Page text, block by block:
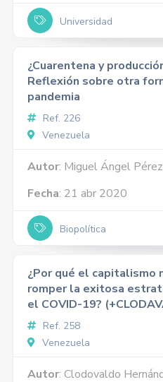
Universidad
¿Cuarentena y
Reflexión sobre otra
pandemia
Ref. 226
Venezuela
Autor: Miguel Ángel
Fecha: 21 abr 2020
Biopolítica
¿Por qué el capitalismo
romper la exitosa
el COVID-19?
Ref. 258
Venezuela
Autor: Clodovaldo